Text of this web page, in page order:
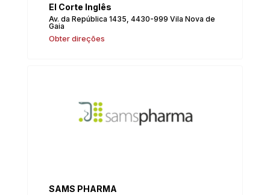
El Corte Inglês
Av. da República 1435, 4430-999 Vila Nova de
Gaia
Obter direções
SAMS PHARMA